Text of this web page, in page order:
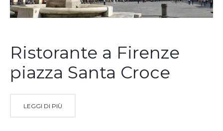
Ristorante a Firenze
piazza Santa Croce
LEGGI DI PIÙ